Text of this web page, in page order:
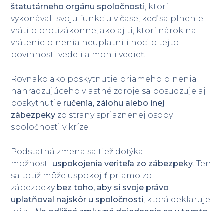
štatutárneho orgánu spoločnosti, ktorí
vykonávali svoju funkciu v čase, keď sa plnenie
vrátilo protizákonne, ako aj tí, ktorí nárok na
vrátenie plnenia neuplatnili hoci o tejto
povinnosti vedeli a mohli vedieť.
Rovnako ako poskytnutie priameho plnenia
nahradzujúceho vlastné zdroje sa posudzuje aj
poskytnutie ručenia, zálohu alebo inej
zábezpeky zo strany spriaznenej osoby
spoločnosti v kríze.
Podstatná zmena sa tiež dotýka
možnosti uspokojenia veriteľa zo zábezpeky. Ten
sa totiž môže uspokojiť priamo zo
zábezpeky bez toho, aby si svoje právo
uplatňoval najskôr u spoločnosti, ktorá deklaruje